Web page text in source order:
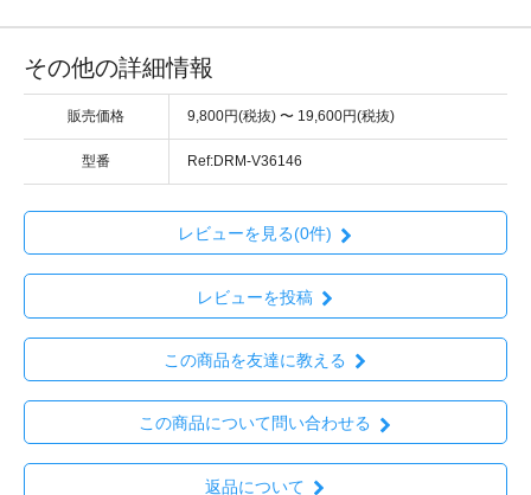
その他の詳細情報
販売価格 9,800円(税抜) 〜 19,600円(税抜)
型番 Ref:DRM-V36146
レビューを見る(0件)
レビューを投稿
この商品を友達に教える
この商品について問い合わせる
返品について